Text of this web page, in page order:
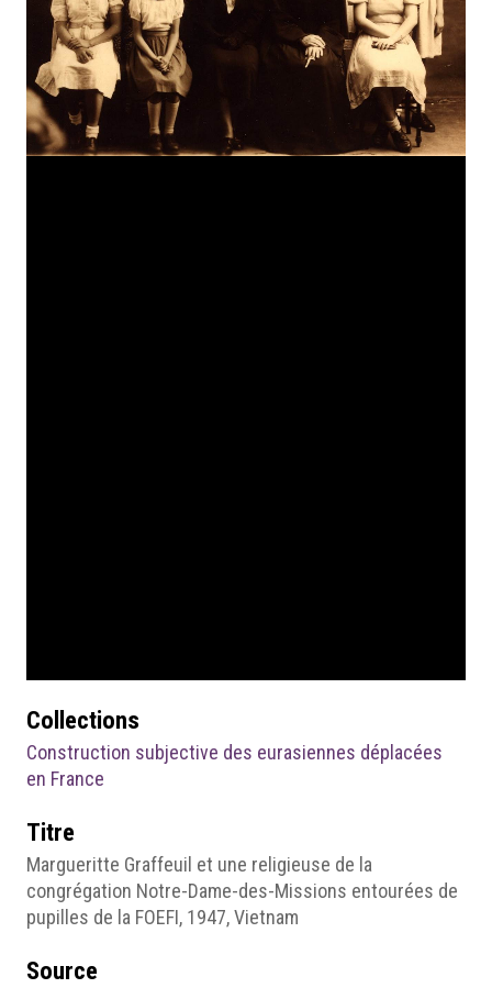
Collections
Construction subjective des eurasiennes déplacées
en France
Titre
Margueritte Graffeuil et une religieuse de la
congrégation Notre-Dame-des-Missions entourées de
pupilles de la FOEFI, 1947, Vietnam
Source